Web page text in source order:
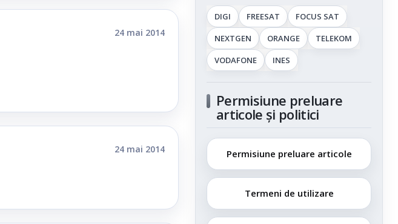
24 mai 2014
24 mai 2014
DIGI FREESAT
FOCUS SAT
NEXTGEN
ORANGE
TELEKOM
VODAFONE
INES
Permisiune preluare
articole și politici
Permisiune preluare articole
Termeni de utilizare